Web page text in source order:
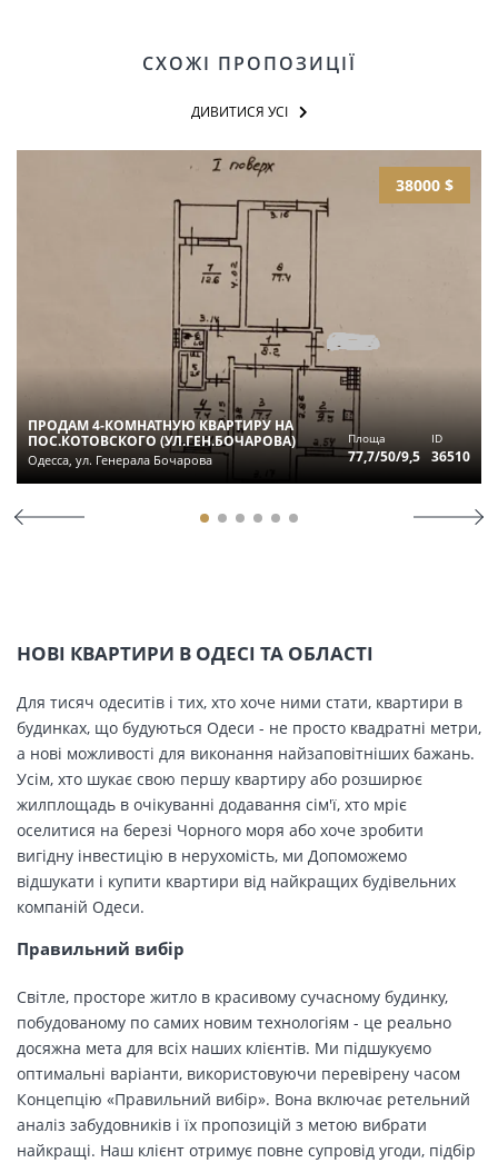
СХОЖІ ПРОПОЗИЦІЇ
ДИВИТИСЯ УСІ
38000 $
ПРОДАМ 4-КОМНАТНУЮ КВАРТИРУ НА
ПОС.КОТОВСКОГО (УЛ.ГЕН.БОЧАРОВА)
Одесса, ул. Генерала Бочарова
Площа
77,7/50/9,5
ID
36510
НОВІ КВАРТИРИ В ОДЕСІ ТА ОБЛАСТІ
Для тисяч одеситів і тих, хто хоче ними стати, квартири в
будинках, що будуються Одеси - не просто квадратні метри,
а нові можливості для виконання найзаповітніших бажань.
Усім, хто шукає свою першу квартиру або розширює
жилплощадь в очікуванні додавання сім'ї, хто мріє
оселитися на березі Чорного моря або хоче зробити
вигідну інвестицію в нерухомість, ми Допоможемо
відшукати і купити квартири від найкращих будівельних
компаній Одеси.
Правильний вибір
Світле, просторе житло в красивому сучасному будинку,
побудованому по самих новим технологіям - це реально
досяжна мета для всіх наших клієнтів. Ми підшукуємо
оптимальні варіанти, використовуючи перевірену часом
Концепцію «Правильний вибір». Вона включає ретельний
аналіз забудовників і їх пропозицій з метою вибрати
найкращі. Наш клієнт отримує повне супровід угоди, підбір